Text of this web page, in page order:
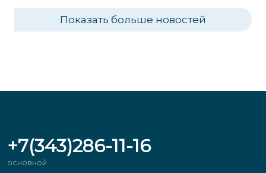
Показать больше новостей
+7(343)286-11-16
основной